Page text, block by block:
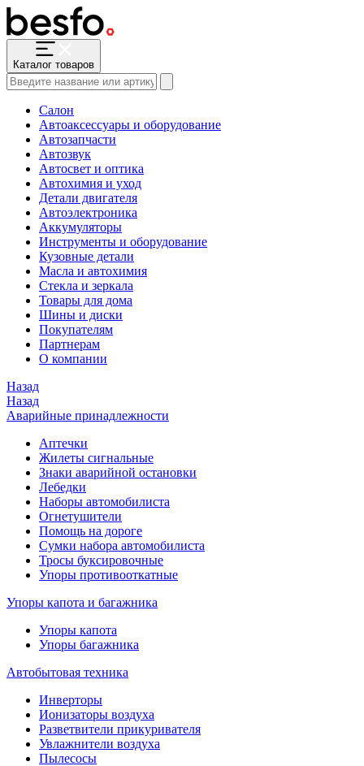
Каталог товаров
Салон
Автоаксессуары и оборудование
Автозапчасти
Автозвук
Автосвет и оптика
Автохимия и уход
Детали двигателя
Автоэлектроника
Аккумуляторы
Инструменты и оборудование
Кузовные детали
Масла и автохимия
Стекла и зеркала
Товары для дома
Шины и диски
Покупателям
Партнерам
О компании
Назад
Назад
Аварийные принадлежности
Аптечки
Жилеты сигнальные
Знаки аварийной остановки
Лебедки
Наборы автомобилиста
Огнетушители
Помощь на дороге
Сумки набора автомобилиста
Тросы буксировочные
Упоры противооткатные
Упоры капота и багажника
Упоры капота
Упоры багажника
Автобытовая техника
Инверторы
Ионизаторы воздуха
Разветвители прикуривателя
Увлажнители воздуха
Пылесосы